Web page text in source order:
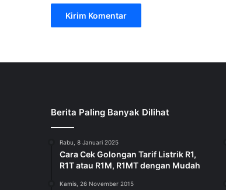
Berita Paling Banyak Dilihat
Rabu, 8 Januari 2025
Cara Cek Golongan Tarif Listrik R1,
R1T atau R1M, R1MT dengan Mudah
Kamis, 26 November 2015